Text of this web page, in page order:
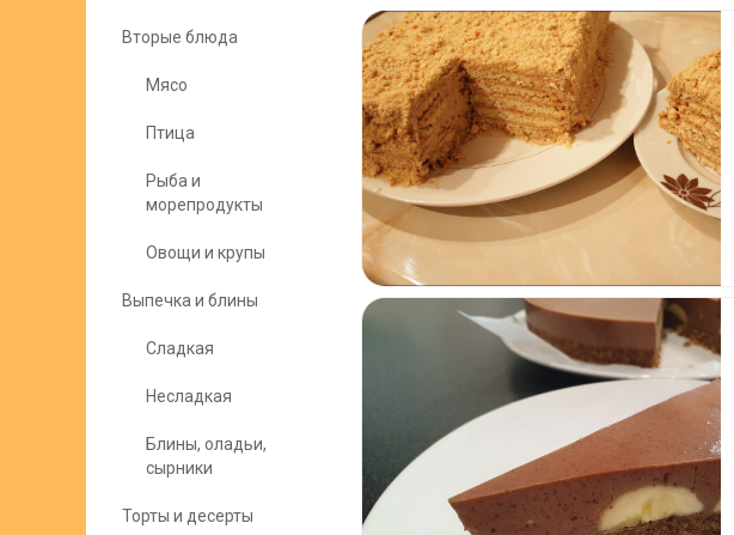
Вторые блюда
Мясо
Птица
Рыба и
морепродукты
Овощи и крупы
Выпечка и блины
Сладкая
Несладкая
Блины, оладьи,
сырники
Торты и десерты